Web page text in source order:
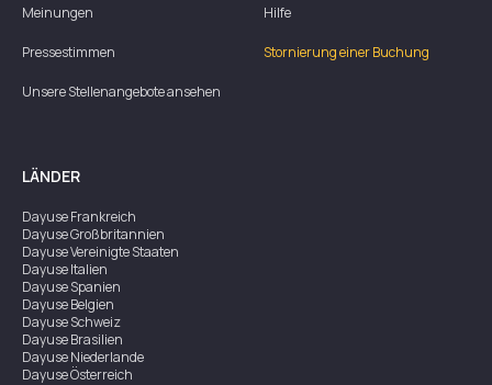
Meinungen
Pressestimmen
Unsere Stellenangebote ansehen
Hilfe
Stornierung einer Buchung
LÄNDER
DayuseFrankreich
DayuseGroßbritannien
DayuseVereinigte Staaten
DayuseItalien
DayuseSpanien
DayuseBelgien
DayuseSchweiz
DayuseBrasilien
DayuseNiederlande
DayuseÖsterreich